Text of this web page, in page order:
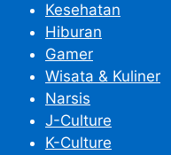
Kesehatan
Hiburan
Gamer
Wisata & Kuliner
Narsis
J-Culture
K-Culture